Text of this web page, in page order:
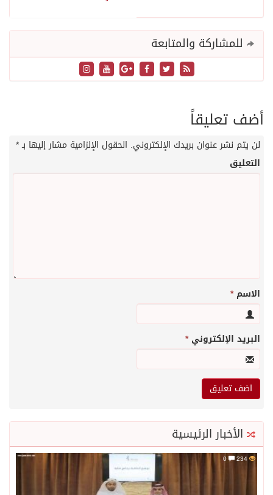
للمشاركة والمتابعة
أضف تعليقاً
لن يتم نشر عنوان بريدك الإلكتروني. الحقول الإلزامية مشار إليها بـ*
التعليق
الاسم*
البريد الإلكتروني*
الأخبار الرئيسية
234